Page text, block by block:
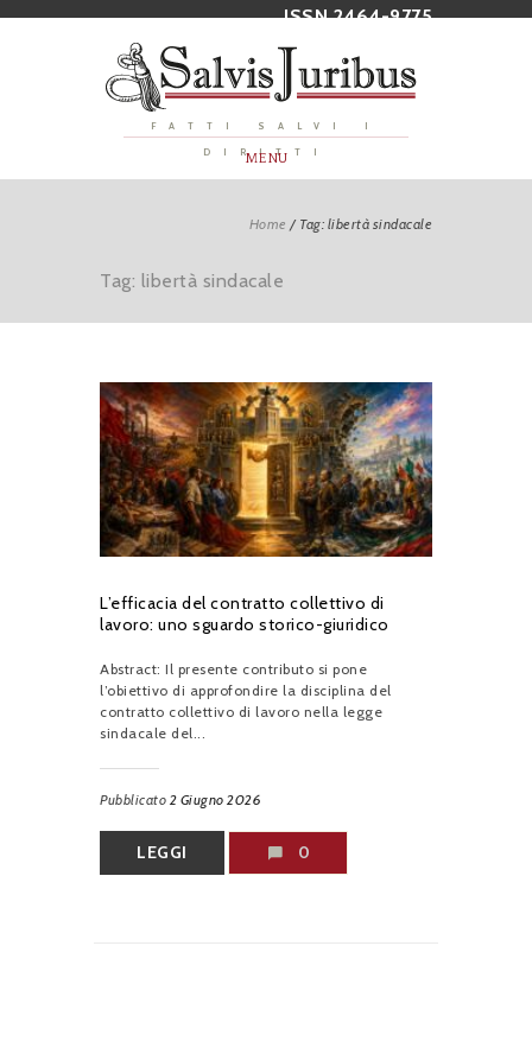
ISSN 2464-9775
FATTI SALVI I
DIRITTI
MENU
Home / Tag: libertà sindacale
Tag: libertà sindacale
L’efficacia del contratto collettivo di
lavoro: uno sguardo storico-giuridico
Abstract: Il presente contributo si pone
l’obiettivo di approfondire la disciplina del
contratto collettivo di lavoro nella legge
sindacale del...
Pubblicato 2 Giugno 2026
LEGGI 0